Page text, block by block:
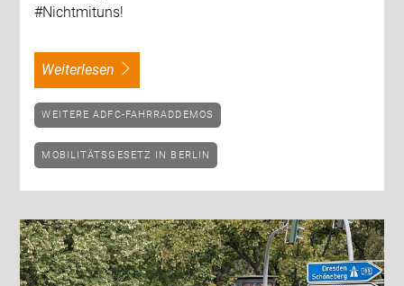
#Nichtmituns!
weiterlesen
WEITERE ADFC-FAHRRADDEMOS
MOBILITÄTSGESETZ IN BERLIN